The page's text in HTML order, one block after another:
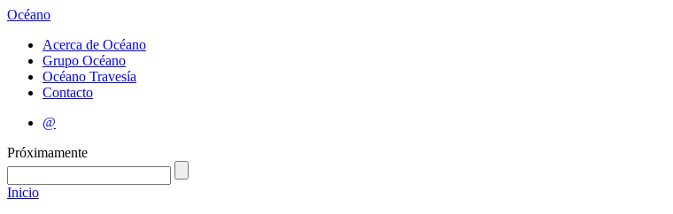
Océano
Acerca de Océano
Grupo Océano
Océano Travesía
Contacto
@
Próximamente
Inicio